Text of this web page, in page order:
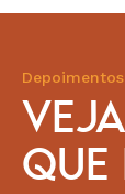
Depoimentos
QUE